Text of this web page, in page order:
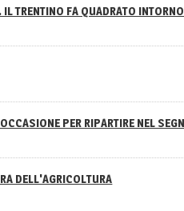
TRENTINO FA QUADRATO
PER RIPARTIRE NEL
DELL'AGRICOLTURA